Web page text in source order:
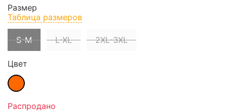
Размер
Таблица размеров
S-M L-XL 2XL-3XL
Цвет
Распродано